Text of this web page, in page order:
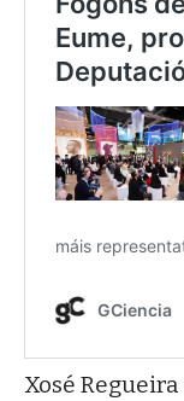
Xosé